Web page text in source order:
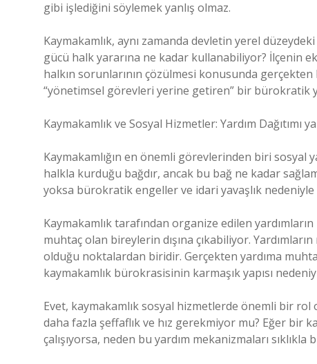
gibi işlediğini söylemek yanlış olmaz.
Kaymakamlık, aynı zamanda devletin yerel
gücü halk yararına ne kadar kullanabiliyor? İlçenin
halkın sorunlarının çözülmesi konusunda gerçekten
“yönetimsel görevleri yerine getiren” bir bürokratik
Kaymakamlık ve Sosyal Hizmetler: Yardım Dağıtımı
Kaymakamlığın en önemli görevlerinden biri sosyal
halkla kurduğu bağdır, ancak bu bağ ne kadar
yoksa bürokratik engeller ve idari yavaşlık
Kaymakamlık tarafından organize edilen
muhtaç olan bireylerin dışına çıkabiliyor.
olduğu noktalardan biridir. Gerçekten yardıma
kaymakamlık bürokrasisinin karmaşık yapısı
Evet, kaymakamlık sosyal hizmetlerde önemli bir rol
daha fazla şeffaflık ve hız gerekmiyor mu? Eğer bir
çalışıyorsa, neden bu yardım mekanizmaları